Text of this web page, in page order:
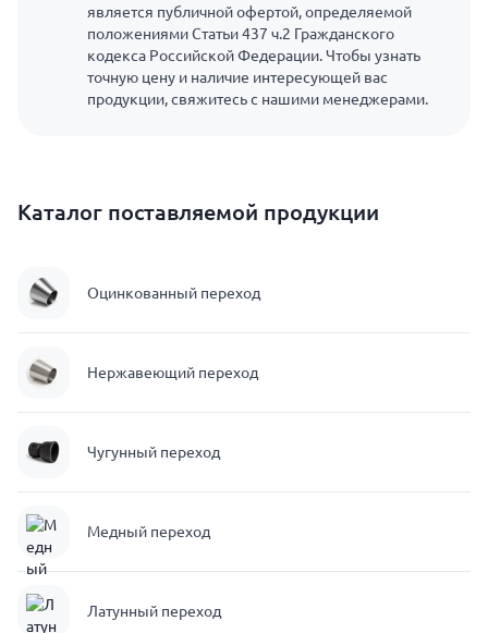
является публичной офертой, определяемой
положениями Статьи 437 ч.2 Гражданского
кодекса Российской Федерации. Чтобы узнать
точную цену и наличие интересующей вас
продукции, свяжитесь с нашими менеджерами.
Каталог поставляемой продукции
Оцинкованный переход
Нержавеющий переход
Чугунный переход
Медный переход
Латунный переход